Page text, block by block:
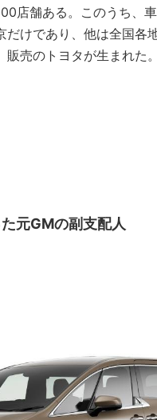
店舗ある。このうち、
けであり、他は全国各
販売のトヨタが生まれた
元GMの副支配人